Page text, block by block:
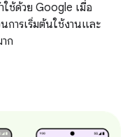
ใช้ด้วย Google เมื่อ
การเริ่มต้นใช้งานและ
ก